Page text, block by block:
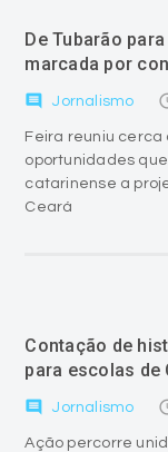
De Tubarão
marcada por
comment Jornalismo
Feira reuniu cerca
oportunidades
catarinense a
Ceará
Contação de
para escolas de
comment Jornalismo
Ação percorre